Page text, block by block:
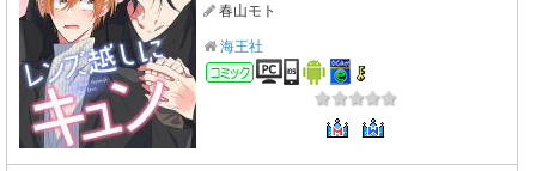
春山モト
海王社
コミック